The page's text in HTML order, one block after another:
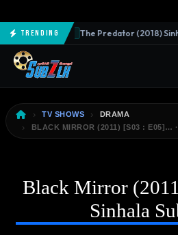
TrendingNEW The Predator (2018)
TV SHOWS
DRAMA
BLACK MIRROR (2011) [S03 : E05]…
Black Mirror
Sinhala